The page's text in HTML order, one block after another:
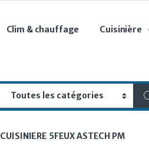
Clim & chauffage Cuisinière
CUISINIERE 5FEUX ASTECH PM